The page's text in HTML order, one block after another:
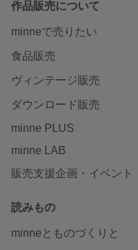
作品販売について
minneで売りたい
食品販売
ヴィンテージ販売
ダウンロード販売
minne PLUS
minne LAB
販売支援企画・イベント
読みもの
minneとものづくりと